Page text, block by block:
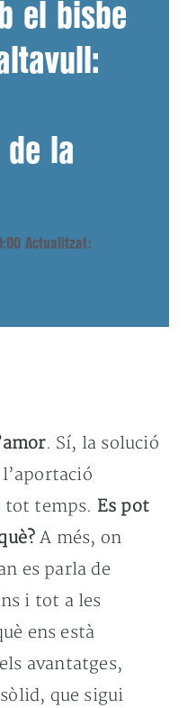
el bisbe
de la
Actualitzat:
. Sí, la solució
tot temps. Es pot
A més, on
es parla de
i tot a les
ens està
avantatges,
que sigui